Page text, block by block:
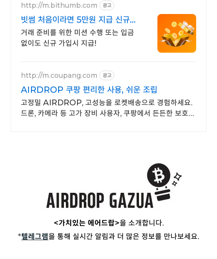
http://m.bithumb.com 광고
빗썸 처음이라면 5만원 지급 신규
가입 시 5만원 혜택
거래 준비를 위한 미션 수행 또는 입금
없이도 신규 가입시 지급!
http://m.coupang.com 광고
AIRDROP 쿠팡 편리한 사용, 쉬운 조립
고정밀 AIRDROP, 고성능을 로켓배송으로 경험하세요.
드론, 카메라 등 고가 장비 사용자, 쿠팡에서 든든한 보호
<가치있는 에어드랍>을 소개합니다.
*텔레그램을 통해 실시간 알림과 더 많은 정보를 만나보세요.